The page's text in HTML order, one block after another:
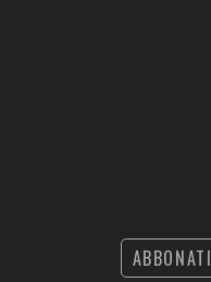
ABBONATI